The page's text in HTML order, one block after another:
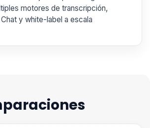
motores de transcripción,
y white-label a escala